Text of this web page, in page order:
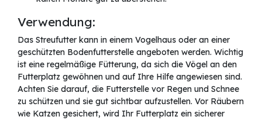
Verwendung:
Das Streufutter kann in einem Vogelhaus oder an einer
geschützten Bodenfutterstelle angeboten werden. Wichtig
ist eine regelmäßige Fütterung, da sich die Vögel an den
Futterplatz gewöhnen und auf Ihre Hilfe angewiesen sind.
Achten Sie darauf, die Futterstelle vor Regen und Schnee
zu schützen und sie gut sichtbar aufzustellen. Vor Räubern
wie Katzen gesichert, wird Ihr Futterplatz ein sicherer